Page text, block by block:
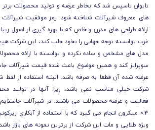
تایوان تاسیس شد که بخاطر عرضه و تولید محصولات برتر
های معروف شیرآلات شناخته شود. رمز موفقیت شیرآلات
ارائه طراحی های مدرن و خاص که با بهره گیری از اصول
غرب توانسته توجه جهانی را بخود جلب کند، این شرکت
مدل های مشخص و ساده نکرده و توانسته با ارائه
سوپرایز کند و همین موضوع باعث شده قیمت شیرآلات
عرضه شده آن قطعا به صرفه باشد. البته استفاده از لفظ
شرکت خیلی مناسب نمی باشد، زیرا آنها در تولید
0.3 میکرون انجام می گیرد که با استفاده از آبکاری
ویژه طلایی و مات این شرکت از برترین نمونه های بازار